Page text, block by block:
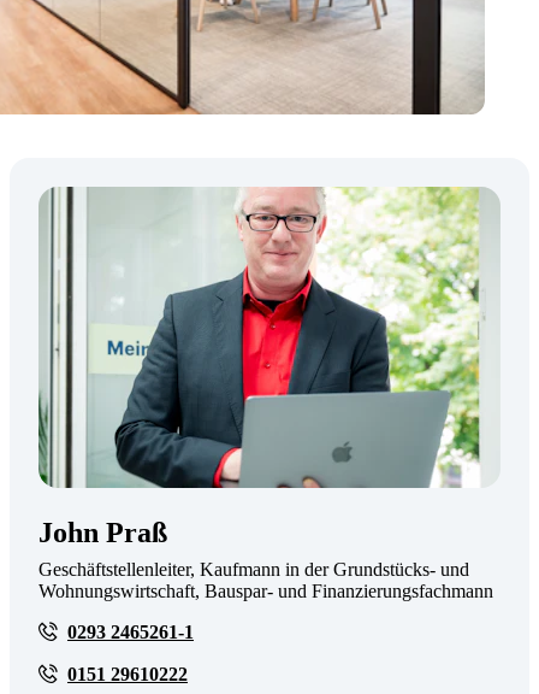
John Praß
Geschäftstellenleiter, Kaufmann in der Grundstücks- und
Wohnungswirtschaft, Bauspar- und Finanzierungsfachmann
0293 2465261-1
0151 29610222